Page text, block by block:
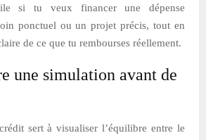
si tu veux financer une dépense
ponctuel ou un projet précis, tout en
de ce que tu rembourses réellement.
une simulation avant de
sert à visualiser l’équilibre entre le